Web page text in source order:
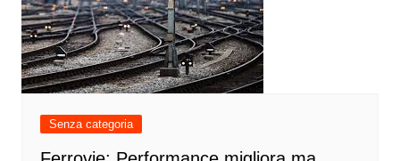
Senza categoria